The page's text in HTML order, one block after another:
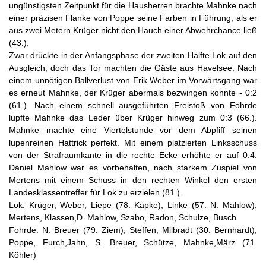
ungünstigsten Zeitpunkt für die Hausherren brachte Mahnke nach
einer präzisen Flanke von Poppe seine Farben in Führung, als er
aus zwei Metern Krüger nicht den Hauch einer Abwehrchance ließ
(43.).
Zwar drückte in der Anfangsphase der zweiten Hälfte Lok auf den
Ausgleich, doch das Tor machten die Gäste aus Havelsee. Nach
einem unnötigen Ballverlust von Erik Weber im Vorwärtsgang war
es erneut Mahnke, der Krüger abermals bezwingen konnte - 0:2
(61.). Nach einem schnell ausgeführten Freistoß von Fohrde
lupfte Mahnke das Leder über Krüger hinweg zum 0:3 (66.).
Mahnke machte eine Viertelstunde vor dem Abpfiff seinen
lupenreinen Hattrick perfekt. Mit einem platzierten Linksschuss
von der Strafraumkante in die rechte Ecke erhöhte er auf 0:4.
Daniel Mahlow war es vorbehalten, nach starkem Zuspiel von
Mertens mit einem Schuss in den rechten Winkel den ersten
Landesklassentreffer für Lok zu erzielen (81.).
Lok: Krüger, Weber, Liepe (78. Käpke), Linke (57. N. Mahlow),
Mertens, Klassen,D. Mahlow, Szabo, Radon, Schulze, Busch
Fohrde: N. Breuer (79. Ziem), Steffen, Milbradt (30. Bernhardt),
Poppe, Furch,Jahn, S. Breuer, Schütze, Mahnke,März (71.
Köhler)